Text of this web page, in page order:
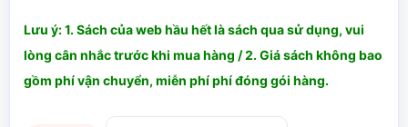
Lưu ý: 1. Sách của web hầu hết là sách qua sử dụng, vui
lòng cân nhắc trước khi mua hàng / 2. Giá sách không bao
gồm phí vận chuyển, miễn phí phí đóng gói hàng.